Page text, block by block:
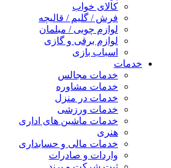
کالای خواب
فرش / گلیم / قالیچه
لوازم چوبی / مبلمان
لوازم برقی و گازی
اسباب بازی
خدمات
خدمات مجالس
خدمات مشاوره
خدمات در منزل
خدمات ورزشی
خدمات ماشین های اداری
هنری
خدمات مالی و حسابداری
واردات و صادرات